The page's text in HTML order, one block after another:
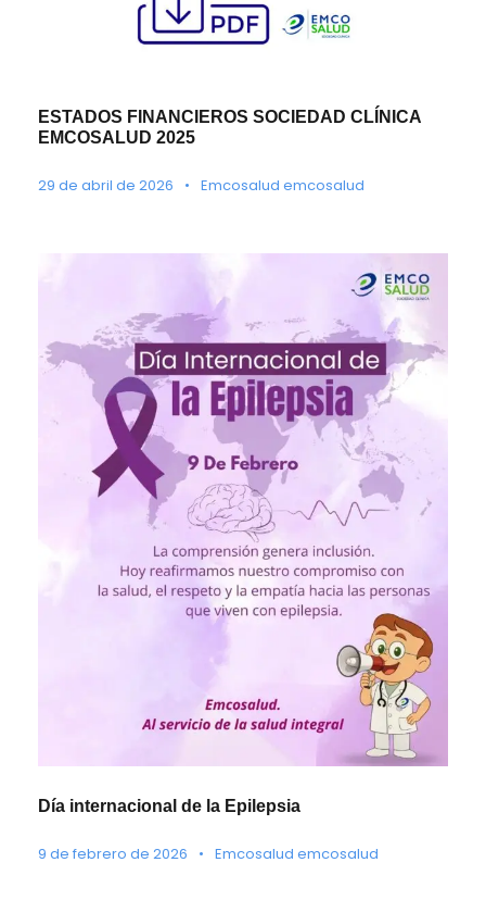
ESTADOS FINANCIEROS SOCIEDAD CLÍNICA
EMCOSALUD 2025
29 de abril de 2026 • Emcosalud emcosalud
Día internacional de la Epilepsia
9 de febrero de 2026 • Emcosalud emcosalud